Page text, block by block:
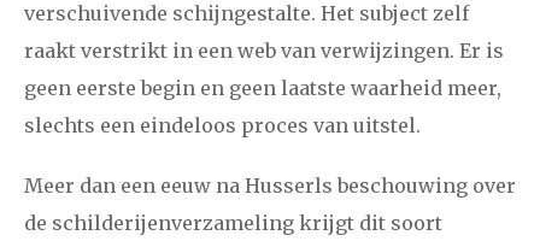
verschuivende schijngestalte. Het subject zelf
raakt verstrikt in een web van verwijzingen. Er is
geen eerste begin en geen laatste waarheid meer,
slechts een eindeloos proces van uitstel.
Meer dan een eeuw na Husserls beschouwing over
de schilderijenverzameling krijgt dit soort